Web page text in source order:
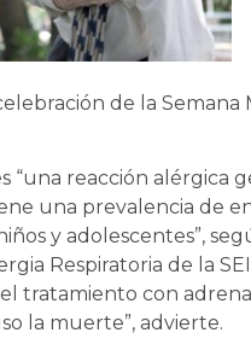
de la
“una reacción alérgica
una prevalencia de
y adolescentes”,
Respiratoria de la
tratamiento con
la muerte”, advierte.